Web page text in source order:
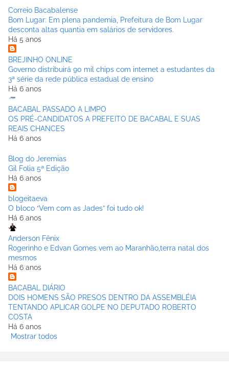
Correio Bacabalense
Bom Lugar: Em plena pandemia, Prefeitura de Bom Lugar
desconta altas quantia em salários de servidores.
Há 5 anos
BREJINHO ONLINE
Governo distribuirá 90 mil chips com internet a estudantes da
3ª série da rede pública estadual de ensino
Há 6 anos
BACABAL PASSADO A LIMPO
OS PRÉ-CANDIDATOS A PREFEITO DE BACABAL E SUAS
REAIS CHANCES
Há 6 anos
Blog do Jeremias
Gil Folia 5ª Edição
Há 6 anos
blogeitaeva
O bloco “Vem com as Jades” foi tudo ok!
Há 6 anos
Anderson Fênix
Rogerinho e Edvan Gomes vem ao Maranhão,terra natal dos
mesmos
Há 6 anos
BACABAL DIÁRIO
DOIS HOMENS SÃO PRESOS DENTRO DA ASSEMBLÉIA
TENTANDO APLICAR GOLPE NO DEPUTADO ROBERTO
COSTA
Há 6 anos
Mostrar todos